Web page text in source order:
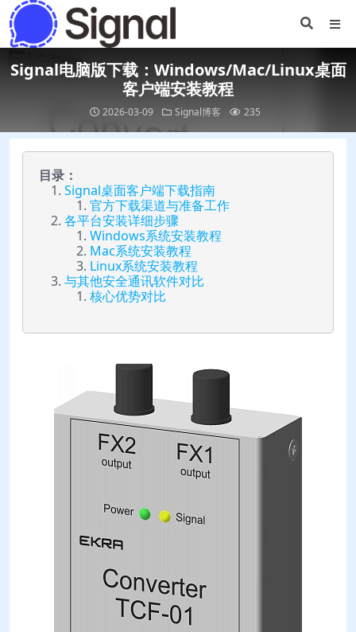
Signal电脑版下载：Windows/Mac/Linux桌面
客户端安装教程
2026-03-09 Signal博客 235
目录：
Signal桌面客户端下载指南
官方下载渠道与准备工作
各平台安装详细步骤
Windows系统安装教程
Mac系统安装教程
Linux系统安装教程
与其他安全通讯软件对比
核心优势对比